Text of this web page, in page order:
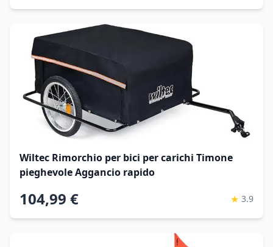
Wiltec Rimorchio per bici per carichi Timone
pieghevole Aggancio rapido
104,99 € ★ 3.9